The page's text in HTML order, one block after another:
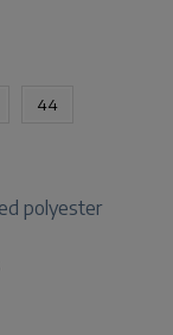
44
polyester